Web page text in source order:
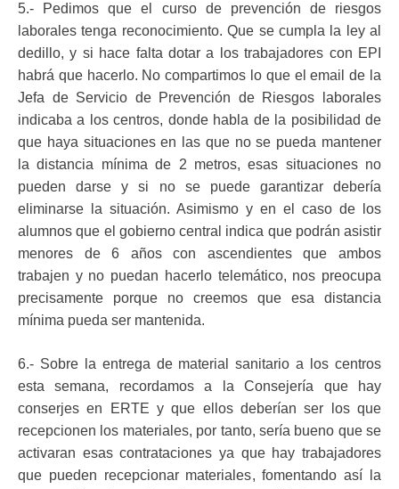
5.- Pedimos que el curso de prevención de riesgos
laborales tenga reconocimiento. Que se cumpla la ley al
dedillo, y si hace falta dotar a los trabajadores con EPI
habrá que hacerlo. No compartimos lo que el email de la
Jefa de Servicio de Prevención de Riesgos laborales
indicaba a los centros, donde habla de la posibilidad de
que haya situaciones en las que no se pueda mantener
la distancia mínima de 2 metros, esas situaciones no
pueden darse y si no se puede garantizar debería
eliminarse la situación. Asimismo y en el caso de los
alumnos que el gobierno central indica que podrán asistir
menores de 6 años con ascendientes que ambos
trabajen y no puedan hacerlo telemático, nos preocupa
precisamente porque no creemos que esa distancia
mínima pueda ser mantenida.
6.- Sobre la entrega de material sanitario a los centros
esta semana, recordamos a la Consejería que hay
conserjes en ERTE y que ellos deberían ser los que
recepcionen los materiales, por tanto, sería bueno que se
activaran esas contrataciones ya que hay trabajadores
que pueden recepcionar materiales, fomentando así la